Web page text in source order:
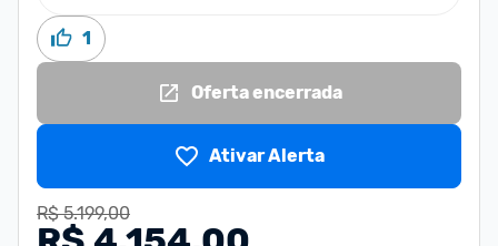
1
Oferta encerrada
Ativar Alerta
R$ 5.199,00